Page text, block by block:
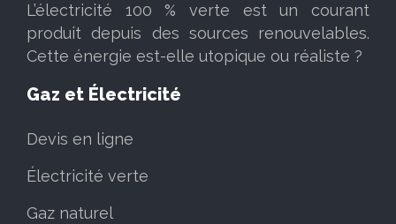
L’électricité 100 % verte est un courant
produit depuis des sources renouvelables.
Cette énergie est-elle utopique ou réaliste ?
Gaz et Électricité
Devis en ligne
Électricité verte
Gaz naturel